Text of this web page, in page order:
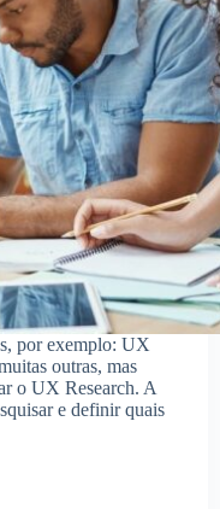
por exemplo: UX
outras, mas
o UX Research. A
e definir quais